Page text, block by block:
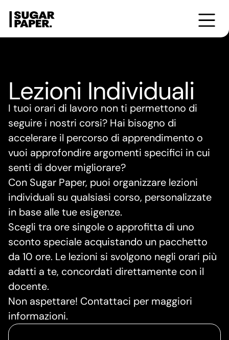
Formazione
Corsi
Cultura
Editorial Taste
Lezioni Individuali
I tuoi orari di lavoro non ti permettono di
seguire i nostri corsi? Hai bisogno di
accelerare il percorso di apprendimento o
vuoi approfondire argomenti specifici in cui
senti di dover migliorare?
Con Sugar Paper, puoi organizzare lezioni
individuali su qualsiasi corso, personalizzate
in base alle tue esigenze.
Scegli tra ore singole o approfitta di uno
sconto speciale acquistando un pacchetto
da 10 ore. Le lezioni si svolgono negli orari più
adatti a te, concordati direttamente con il
docente.
Non aspettare! Contattaci per maggiori
informazioni.